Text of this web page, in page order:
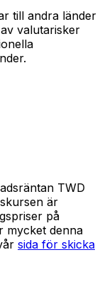
till andra länder
valutarisker
TWD
är
på
mycket denna
sida för skicka